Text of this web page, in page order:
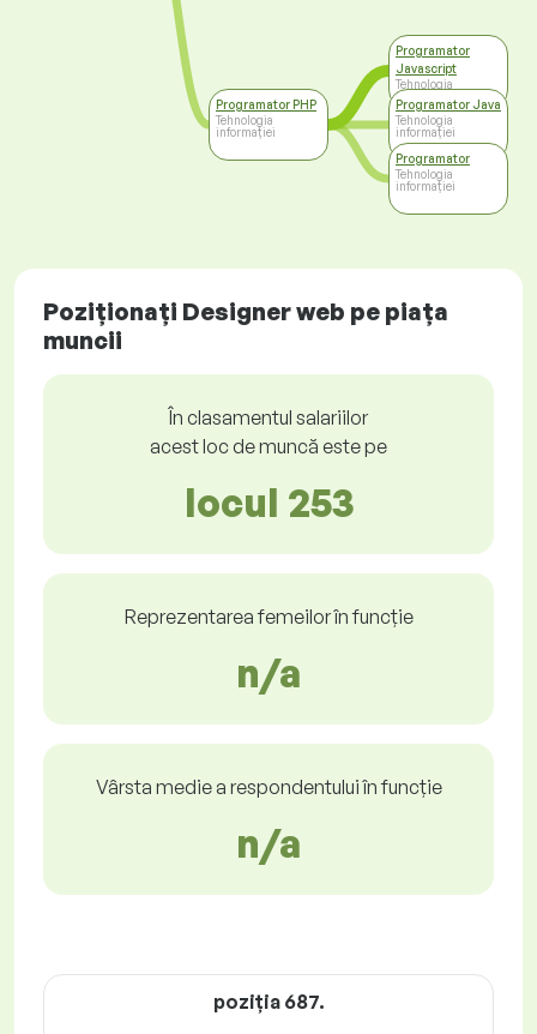
Programator PHP
Tehnologia
informației
Programator
Javascript
Tehnologia
informației
Programator Java
Tehnologia
informației
Programator
Tehnologia
informației
Poziționați Designer web pe piața
muncii
În clasamentul salariilor
acest loc de muncă este pe
locul 253
Reprezentarea femeilor în funcție
n/a
Vârsta medie a respondentului în funcție
n/a
poziţia 687.